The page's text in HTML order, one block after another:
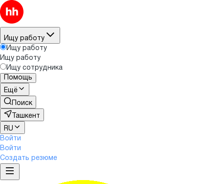
Ищу работу
Ищу работу
Ищу работу
Ищу сотрудника
Помощь
Ещё
Поиск
Ташкент
RU
Войти
Войти
Создать резюме